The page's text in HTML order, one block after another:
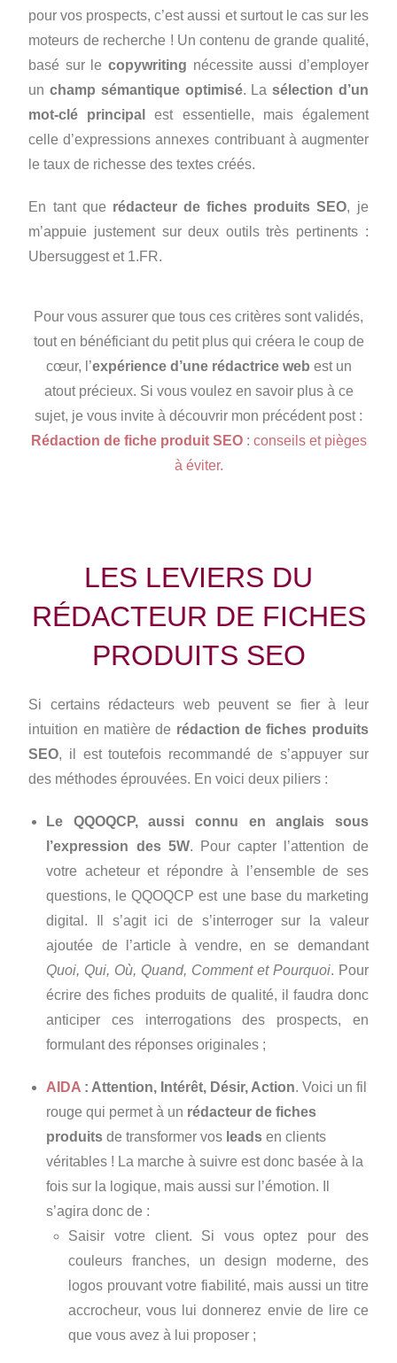
pour vos prospects, c’est aussi et surtout le cas sur les
moteurs de recherche ! Un contenu de grande qualité,
basé sur le copywriting nécessite aussi d’employer
unchamp sémantique optimisé. La sélection d’un
mot-clé principal
est essentielle, mais également
celle d’expressions annexes contribuant à augmenter
le taux de richesse des textes créés.
En tant que rédacteur de fiches produits SEO, je
m’appuie justement sur deux outils très pertinents :
Ubersuggest et 1.FR.
Pour vous assurer que tous ces critères sont validés,
tout en bénéficiant du petit plus qui créera le coup de
cœur, l’expérience d’une rédactrice web est un
atout précieux. Si vous voulez en savoir plus à ce
sujet, je vous invite à découvrir mon précédent post :
Rédaction de fiche produit SEO: conseils et pièges
à éviter.
LES LEVIERS DU
RÉDACTEUR DE FICHES
PRODUITS SEO
Si certains rédacteurs web peuvent se fier à leur
intuition en matière de rédaction de fiches produits
SEO, il est toutefois recommandé de s’appuyer sur
des méthodes éprouvées. En voici deux piliers :
Le QQOQCP, aussi connu en anglais sous
l’expression des 5W. Pour capter l’attention de
votre acheteur et répondre à l’ensemble de ses
questions, le QQOQCP est une base du marketing
digital. Il s’agit ici de s’interroger sur la valeur
ajoutée de l’article à vendre, en se demandant
Quoi, Qui, Où, Quand, Comment et Pourquoi. Pour
écrire des fiches produits de qualité, il faudra donc
anticiper ces interrogations des prospects, en
formulant des réponses originales ;
AIDA : Attention, Intérêt, Désir, Action. Voici un fil
rouge qui permet à un rédacteur de fiches
produits de transformer vos leadsen clients
véritables ! La marche à suivre est donc basée à la
fois sur la logique, mais aussi sur l’émotion. Il
s’agira donc de :
Saisir votre client. Si vous optez pour des
couleurs franches, un design moderne, des
logos prouvant votre fiabilité, mais aussi un titre
accrocheur, vous lui donnerez envie de lire ce
que vous avez à lui proposer ;